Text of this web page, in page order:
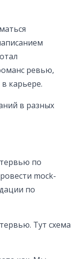
ревью,
карьере.
в разных
по
mock-
по
Тут схема